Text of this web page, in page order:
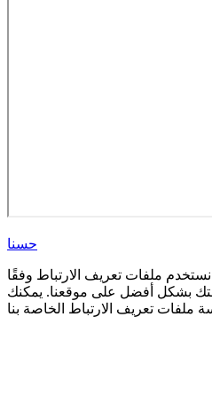
حسنا
ملفات تعريف الارتباط وفقًا
بشكل أفضل على موقعنا. يمكنك